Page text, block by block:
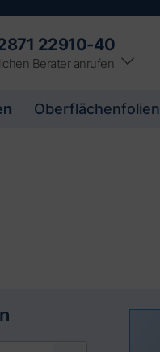
22910-40
Berater anrufen
Oberflächenfolien